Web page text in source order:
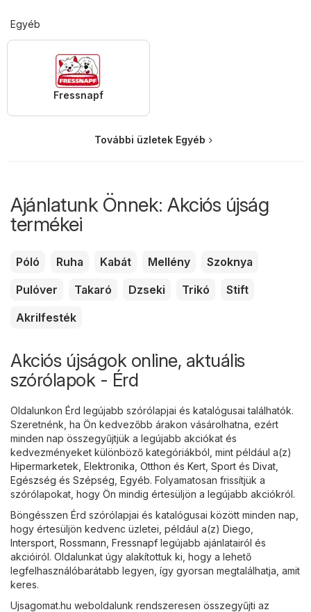
Egyéb
Fressnapf
További üzletek Egyéb
Ajánlatunk Önnek: Akciós újság
termékei
Póló Ruha Kabát Mellény
Szoknya
Pulóver
Takaró Dzseki Trikó
Stift
Akrilfesték
Akciós újságok online, aktuális
szórólapok - Érd
Oldalunkon Érd legújabb szórólapjai és katalógusai találhatók.
Szeretnénk, ha Ön kedvezőbb árakon vásárolhatna, ezért
minden nap összegyűjtjük a legújabb akciókat és
kedvezményeket különböző kategóriákból, mint például a(z)
Hipermarketek Elektronika Otthon és Kert Sport és Divat
Egészség és Szépség Egyéb. Folyamatosan frissítjük a
szórólapokat, hogy Ön mindig értesüljön a legújabb akciókról.
Böngésszen Érd szórólapjai és katalógusai között minden nap,
hogy értesüljön kedvenc üzletei, például a(z) Diego
Intersport Rossmann Fressnapf legújabb ajánlatairól és
akcióiról. Oldalunkat úgy alakítottuk ki, hogy a lehető
legfelhasználóbarátabb legyen, így gyorsan megtalálhatja, amit
keres.
Ujsagomat.hu weboldalunk rendszeresen összegyűjti az